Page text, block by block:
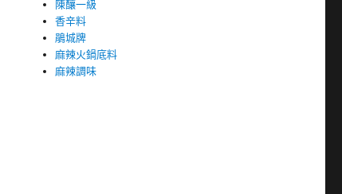
陳釀一級
香辛料
鵑城牌
麻辣火鍋底料
麻辣調味